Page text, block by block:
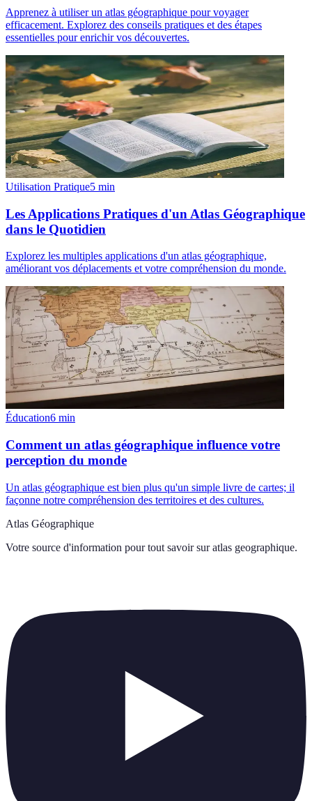
Apprenez à utiliser un atlas géographique pour voyager
efficacement. Explorez des conseils pratiques et des étapes
essentielles pour enrichir vos découvertes.
Utilisation Pratique5 min
Les Applications Pratiques d'un Atlas Géographique
dans le Quotidien
Explorez les multiples applications d'un atlas géographique,
améliorant vos déplacements et votre compréhension du monde.
Éducation6 min
Comment un atlas géographique influence votre
perception du monde
Un atlas géographique est bien plus qu'un simple livre de cartes; il
façonne notre compréhension des territoires et des cultures.
Atlas Géographique
Votre source d'information pour tout savoir sur atlas geographique.